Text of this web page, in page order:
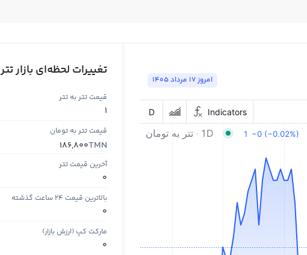
امروز ١٧ مرداد ١٤٠٥
تغییرات لحظه‌ای بازار تتر
قیمت تتر به تتر
1
قیمت تتر به تومان
TMN
186,800
آخرین قیمت تتر
0
بالاترین قیمت ۲۴ ساعت گذشته
0
مارکت کپ (ارزش بازار)
0